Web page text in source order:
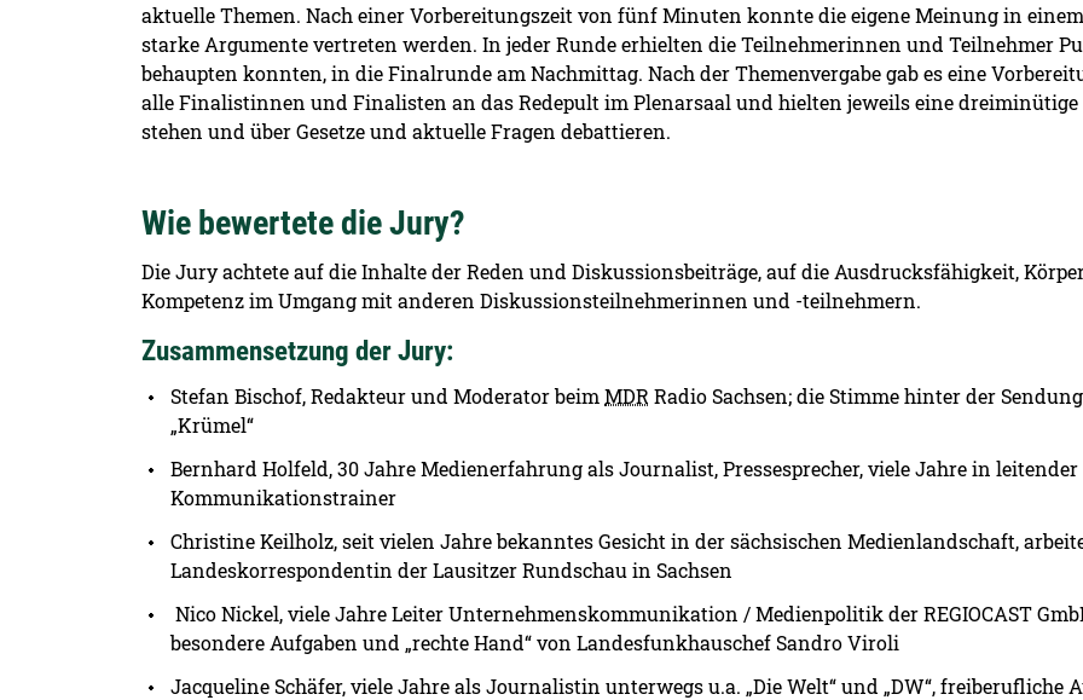
aktuelle Themen. Nach einer Vorbereitungszeit von fünf Minuten konnte die eigene Meinung in
starke Argumente vertreten werden. In jeder Runde erhielten die Teilnehmerinnen und Teilnehmer
behaupten konnten, in die Finalrunde am Nachmittag. Nach der Themenvergabe gab es eine
alle Finalistinnen und Finalisten an das Redepult im Plenarsaal und hielten jeweils eine dreiminütige
stehen und über Gesetze und aktuelle Fragen debattieren.
Wie bewertete die Jury?
Die Jury achtete auf die Inhalte der Reden und Diskussionsbeiträge, auf die Ausdrucksfähigkeit,
Kompetenz im Umgang mit anderen Diskussionsteilnehmerinnen und -teilnehmern.
Zusammensetzung der Jury:
Stefan Bischof, Redakteur und Moderator beimMDR Radio Sachsen; die Stimme hinter der
„Krümel“
Bernhard Holfeld, 30 Jahre Medienerfahrung als Journalist, Pressesprecher, viele Jahre in
Kommunikationstrainer
Christine Keilholz, seit vielen Jahre bekanntes Gesicht in der sächsischen Medienlandschaft,
Landeskorrespondentin der Lausitzer Rundschau in Sachsen
Nico Nickel, viele Jahre Leiter Unternehmenskommunikation / Medienpolitik der REGIOCAST
besondere Aufgaben und „rechte Hand“ von Landesfunkhauschef Sandro Viroli
Jacqueline Schäfer, viele Jahre als Journalistin unterwegs u.a. „Die Welt“ und „DW“,